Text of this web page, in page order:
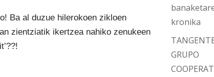
Ba al duzue hilerokoen zikloen
zientziatik ikertzea nahiko zenukeen
kronika
GRUPO